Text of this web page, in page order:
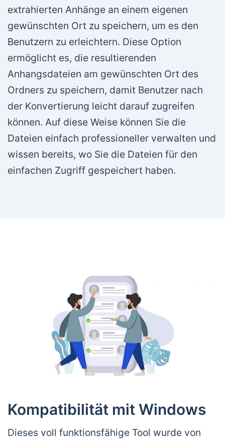
extrahierten Anhänge an einem eigenen
gewünschten Ort zu speichern, um es den
Benutzern zu erleichtern. Diese Option
ermöglicht es, die resultierenden
Anhangsdateien am gewünschten Ort des
Ordners zu speichern, damit Benutzer nach
der Konvertierung leicht darauf zugreifen
können. Auf diese Weise können Sie die
Dateien einfach professioneller verwalten und
wissen bereits, wo Sie die Dateien für den
einfachen Zugriff gespeichert haben.
Kompatibilität mit Windows
Dieses voll funktionsfähige Tool wurde von